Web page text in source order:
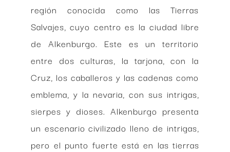
región conocida como las Tierras
Salvajes, cuyo centro es la ciudad libre
de Alkenburgo. Este es un territorio
entre dos culturas, la tarjona, con la
Cruz, los caballeros y las cadenas como
emblema, y la nevaria, con sus intrigas,
sierpes y dioses. Alkenburgo presenta
un escenario civilizado lleno de intrigas,
pero el punto fuerte está en las tierras